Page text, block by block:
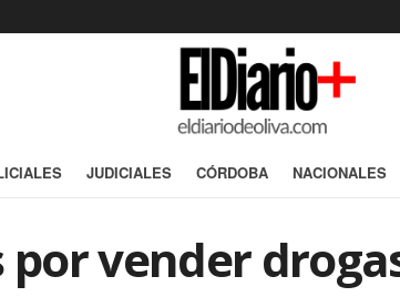
JUDICIALES CÓRDOBA NACIONALES
vender